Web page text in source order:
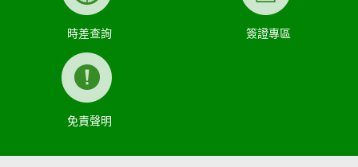
時差查詢 簽證專區
免責聲明